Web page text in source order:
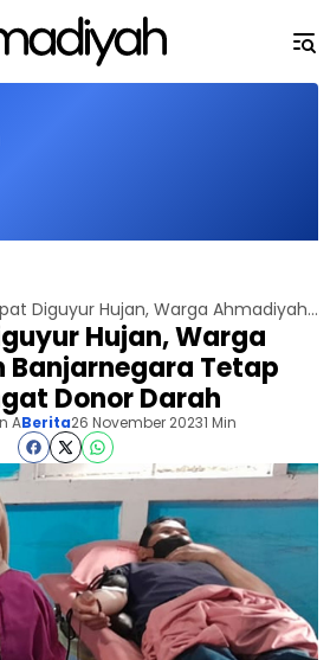
Sempat Diguyur Hujan, Warga Ahmadiyah Banjarnegara Tetap Semangat Donor Darah
Hujan, Warga
Banjarnegara Tetap
Donor Darah
ABerita26 November 20231 Min